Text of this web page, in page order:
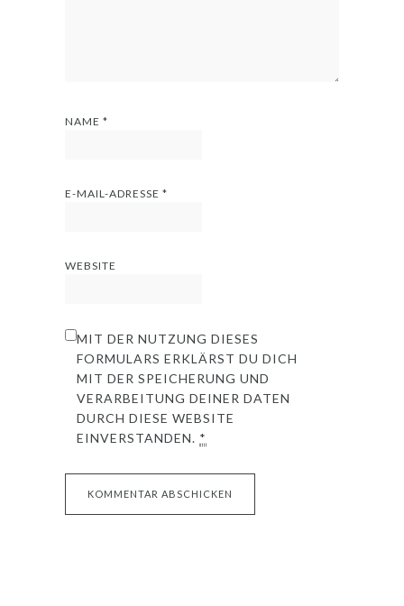
NAME*
E-MAIL-ADRESSE*
WEBSITE
MIT DER NUTZUNG DIESES
FORMULARS ERKLÄRST DU DICH
MIT DER SPEICHERUNG UND
VERARBEITUNG DEINER DATEN
DURCH DIESE WEBSITE
EINVERSTANDEN. *